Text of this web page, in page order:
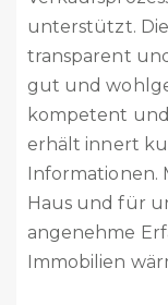
ist alles
Kontakt bis
kompetent
alles sehr
Team ist
und
absolut
dass mit
und